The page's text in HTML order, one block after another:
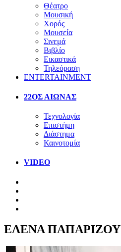
Θέατρο
Μουσική
Χορός
Μουσεία
Σινεμά
Βιβλίο
Εικαστικά
Τηλεόραση
ENTERTAINMENT
22ΟΣ ΑΙΩΝΑΣ
Τεχνολογία
Επιστήμη
Διάστημα
Καινοτομία
VIDEO
ΕΛΕΝΑ ΠΑΠΑΡΙΖΟΥ